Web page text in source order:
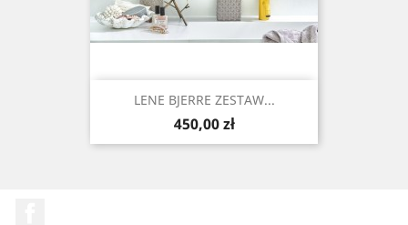
LENE BJERRE ZESTAW...
Cena
450,00 zł